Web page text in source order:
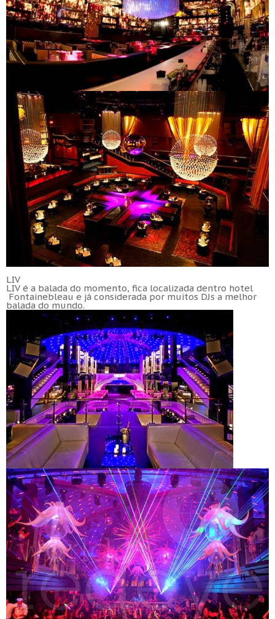
LIV
LIV é a balada do momento, fica localizada dentro hotel
Fontainebleau e já considerada por muitos DJs a melhor
balada do mundo.